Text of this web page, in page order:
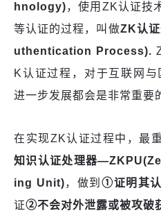
hnology)，使用ZK认证技
等认证的过程，叫做ZK认
uthentication Process).
K认证过程，对于互联网
进一步发展都会是非常重要
在实现ZK认证过程中，最
知识认证处理器—Z
ing Unit)，做到①证明其
证②不会对外泄露或被攻破